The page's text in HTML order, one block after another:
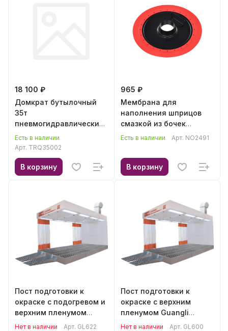
18 100 ₽
Домкрат бутылочный
35т
пневмогидравлический
МС TRQ35002
Есть в наличии
Арт. TRQ35002
В корзину
965 ₽
Мембрана для
наполнения шприцов
смазкой из бочек
NORDBERG NO2491
Есть в наличии Арт. NO2491
В корзину
Пост подготовки к
окраске с подогревом и
верхним пленумом
Guangli GL622
Нет в наличии Арт. GL622
Пост подготовки к
окраске с верхним
пленумом Guangli
GL600
Нет в наличии Арт. GL600